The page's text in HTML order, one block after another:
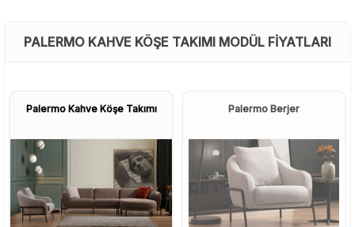
PALERMO KAHVE KÖŞE TAKIMI MODÜL FIYATLARI
Palermo Kahve Köşe Takımı Palermo Berjer